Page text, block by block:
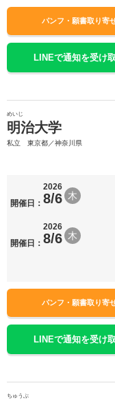
パンフ・願書取り寄
LINEで通知を受け
めいじ
明治大学
私立 東京都／神奈川県
開催日：
2026
8/6 木
開催日：
2026
8/6 木
パンフ・願書取り寄
LINEで通知を受け
ちゅうぶ